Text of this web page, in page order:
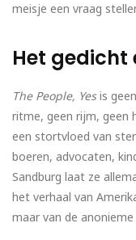
meisje een vraag
Het gedicht
The People, Yesis
ritme, geen rijm, geen
een stortvloed van
boeren, advocaten,
Sandburg laat ze
het verhaal van
maar van de